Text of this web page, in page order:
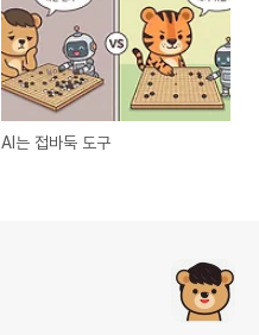
AI는 접바둑 도구